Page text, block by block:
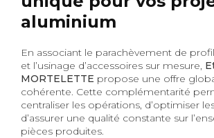
aluminium
En associant le parachèvement de
et l’usinage d’accessoires sur mesure,
MORTELETTE propose une offre
cohérente. Cette complémentarité
centraliser les opérations, d’optimiser
d’assurer une qualité constante sur
pièces produites.